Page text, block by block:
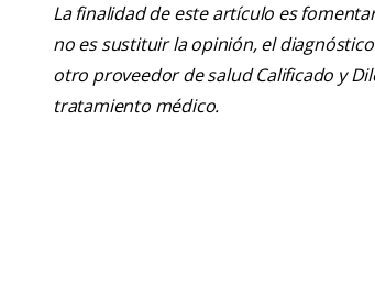
La finalidad de este artículo es
no es sustituir la opinión, el
otro proveedor de salud Calificado y
tratamiento médico.